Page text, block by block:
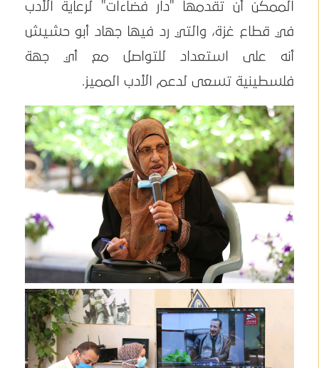
الممكن أن تقدمها "دار فضاءات" لرعاية الأدب
في قطاع غزة، والتي رد فيها جهاد أبو حشيش
أنه على استعداد للتواصل مع أي جهة
فلسطينية تسعى لدعم الأدب المميز.